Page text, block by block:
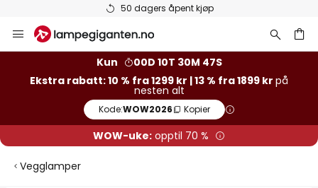
Varer på lager sendes raskt
Hopp
til
Kun
00D 10T 30M 46S
Ekstra rabatt: 10 % fra 1299 kr | 13 % fra 1899 kr på
nesten alt
Kode:WOW2026 Kopier
WOW-uke: opptil 70 %
Vegglamper